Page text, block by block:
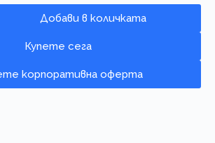
Добави в количката
Купете сега
корпоративна оферта